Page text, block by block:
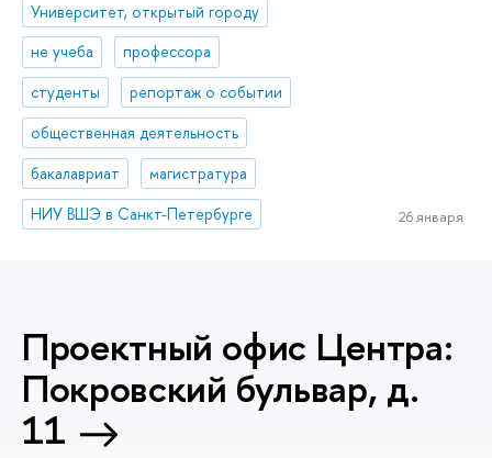
Университет, открытый городу
не учеба
профессора
студенты
репортаж о событии
общественная деятельность
бакалавриат
магистратура
НИУ ВШЭ в Санкт-Петербурге
26 января
Проектный офис Центра:
Покровский бульвар, д.
11